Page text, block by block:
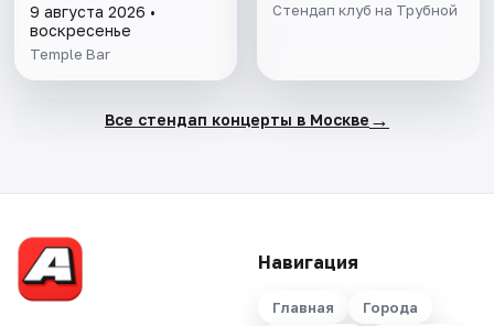
9 августа 2026 •
воскресенье
Temple Bar
Стендап клуб на Трубной
Все стендап концерты в Москве →
Навигация
Главная Города